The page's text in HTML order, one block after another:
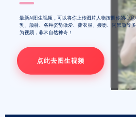
最新AI图生视频，可以将你上传图片人物按照你的心
乳、颜射、各种姿势做爱、撕衣服、接吻、阿黑颜等
为视频，非常自然神奇！
点此去图生视频